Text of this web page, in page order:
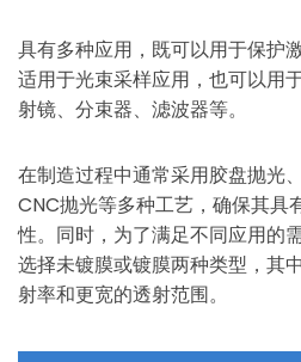
具有多种应用，既可以用于保护
适用于光束采样应用，也可以用
射镜、分束器、滤波器等。
在制造过程中通常采用胶盘抛光
CNC抛光等多种工艺，确保其具
性。同时，为了满足不同应用的
选择未镀膜或镀膜两种类型，其
射率和更宽的透射范围。